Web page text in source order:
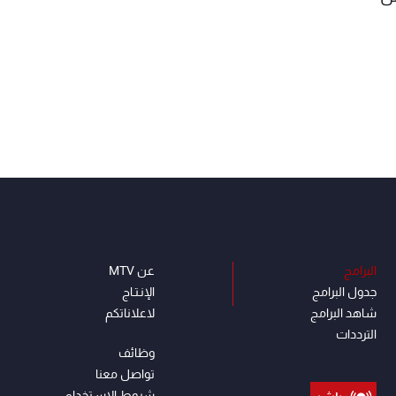
البرامج
جدول البرامج
شاهد البرامج
الترددات
عن MTV
الإنـتـاج
لاعلاناتكم
وظائف
تواصل معنا